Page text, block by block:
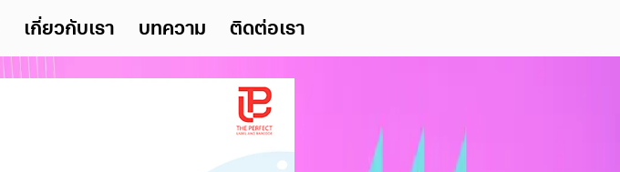
เกี่ยวกับเรา บทความ ติดต่อเรา